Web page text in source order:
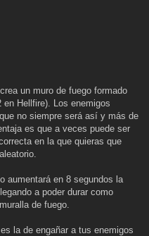
un muro de fuego formado
en Hellfire). Los enemigos
no siempre será así y más de
es que a veces puede ser
en la que quieras que
aumentará en 8 segundos la
a poder durar como
de fuego.
la de engañar a tus enemigos